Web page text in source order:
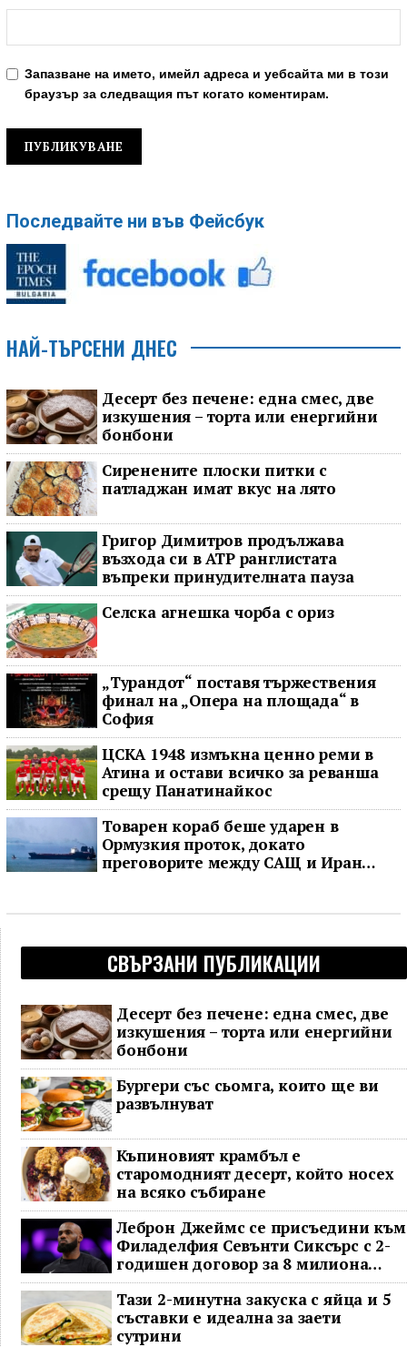
Запазване на името, имейл адреса и уебсайта ми в този
браузър за следващия път когато коментирам.
Последвайте ни във Фейсбук
НАЙ-ТЪРСЕНИ ДНЕС
Десерт без печене: една смес, две
изкушения – торта или енергийни
бонбони
Сиренените плоски питки с
патладжан имат вкус на лято
Григор Димитров продължава
възхода си в ATP ранглистата
въпреки принудителната пауза
Селска агнешка чорба с ориз
„Турандот“ поставя тържествения
финал на „Опера на площада“ в
София
ЦСКА 1948 измъкна ценно реми в
Атина и остави всичко за реванша
срещу Панатинайкос
Товарен кораб беше ударен в
Ормузкия проток, докато
преговорите между САЩ и Иран
СВЪРЗАНИ ПУБЛИКАЦИИ
Десерт без печене: една смес, две
изкушения – торта или енергийни
бонбони
Бургери със сьомга, които ще ви
развълнуват
Къпиновият крамбъл е
старомодният десерт, който носех
на всяко събиране
Леброн Джеймс се присъедини към
Филаделфия Севънти Сиксърс с 2-
годишен договор за 8 милиона
долара
Тази 2-минутна закуска с яйца и 5
съставки е идеална за заети
сутрини